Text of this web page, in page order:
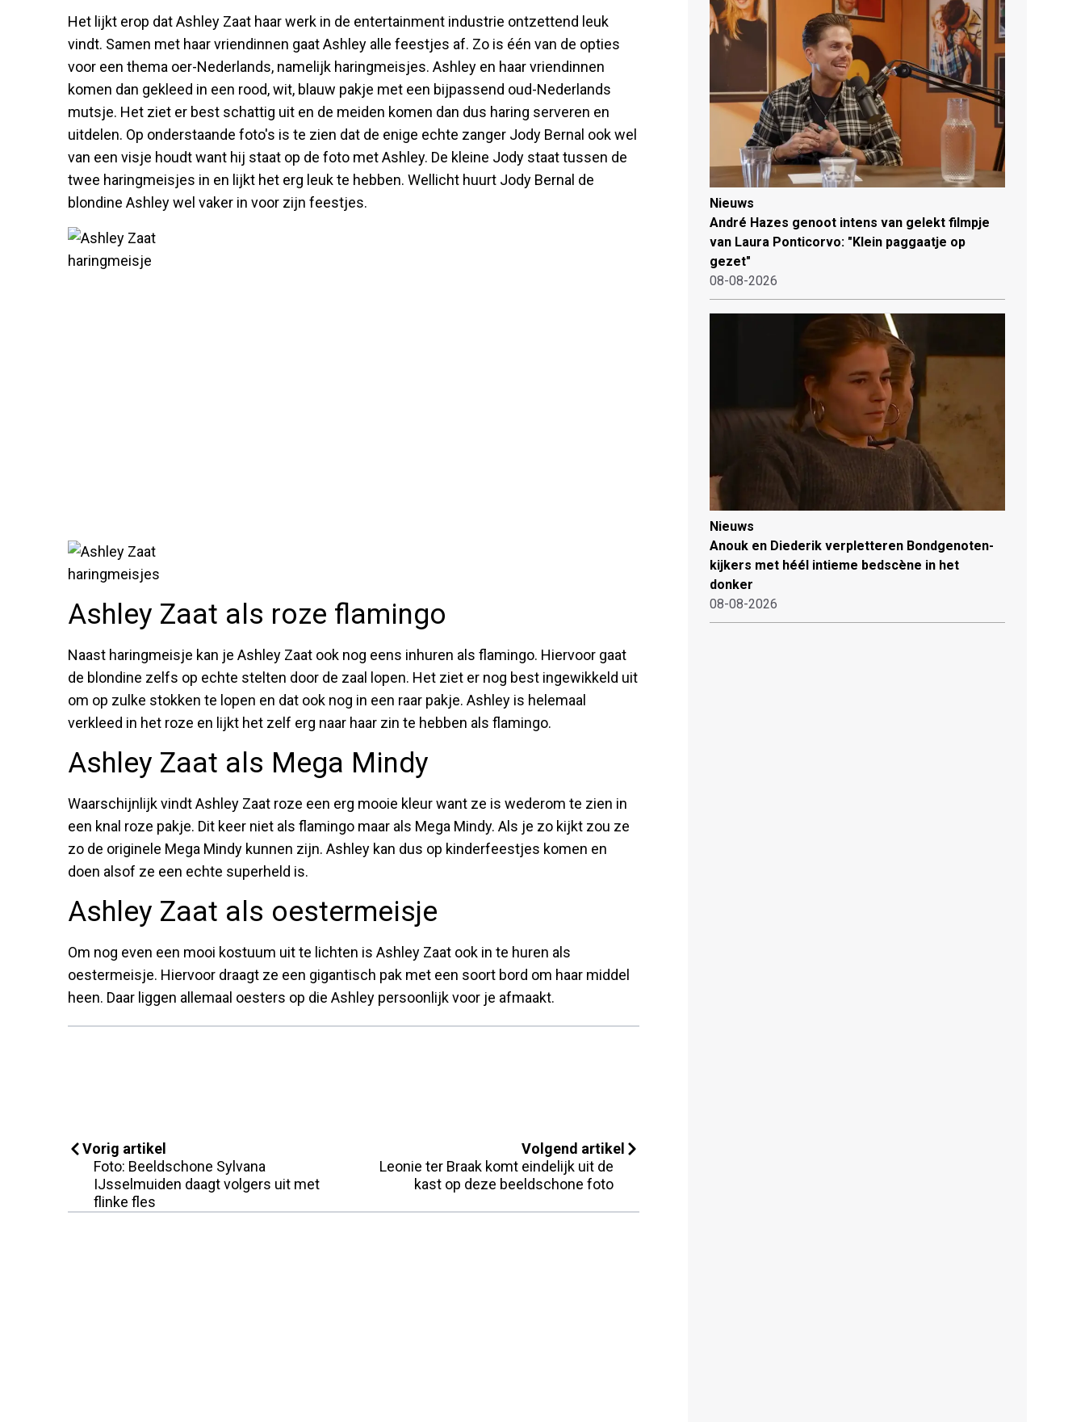
Het lijkt erop dat Ashley Zaat haar werk in de entertainment industrie ontzettend leuk
vindt. Samen met haar vriendinnen gaat Ashley alle feestjes af. Zo is één van de opties
voor een thema oer-Nederlands, namelijk haringmeisjes. Ashley en haar vriendinnen
komen dan gekleed in een rood, wit, blauw pakje met een bijpassend oud-Nederlands
mutsje. Het ziet er best schattig uit en de meiden komen dan dus haring serveren en
uitdelen. Op onderstaande foto's is te zien dat de enige echte zanger Jody Bernal ook wel
van een visje houdt want hij staat op de foto met Ashley. De kleine Jody staat tussen de
twee haringmeisjes in en lijkt het erg leuk te hebben. Wellicht huurt Jody Bernal de
blondine Ashley wel vaker in voor zijn feestjes.
Ashley Zaat als roze flamingo
Naast haringmeisje kan je Ashley Zaat ook nog eens inhuren als flamingo. Hiervoor gaat
de blondine zelfs op echte stelten door de zaal lopen. Het ziet er nog best ingewikkeld uit
om op zulke stokken te lopen en dat ook nog in een raar pakje. Ashley is helemaal
verkleed in het roze en lijkt het zelf erg naar haar zin te hebben als flamingo.
Ashley Zaat als Mega Mindy
Waarschijnlijk vindt Ashley Zaat roze een erg mooie kleur want ze is wederom te zien in
een knal roze pakje. Dit keer niet als flamingo maar als Mega Mindy. Als je zo kijkt zou ze
zo de originele Mega Mindy kunnen zijn. Ashley kan dus op kinderfeestjes komen en
doen alsof ze een echte superheld is.
Ashley Zaat als oestermeisje
Om nog even een mooi kostuum uit te lichten is Ashley Zaat ook in te huren als
oestermeisje. Hiervoor draagt ze een gigantisch pak met een soort bord om haar middel
heen. Daar liggen allemaal oesters op die Ashley persoonlijk voor je afmaakt.
Vorig artikel
Foto: Beeldschone Sylvana
IJsselmuiden daagt volgers uit met
flinke fles
Volgend artikel
Leonie ter Braak komt eindelijk uit de
kast op deze beeldschone foto
Nieuws
André Hazes genoot intens van gelekt filmpje
van Laura Ponticorvo: "Klein paggaatje op
gezet"
08-08-2026
Nieuws
Anouk en Diederik verpletteren Bondgenoten-
kijkers met héél intieme bedscène in het
donker
08-08-2026